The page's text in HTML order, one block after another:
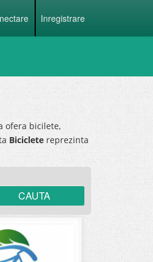
Inregistrare
ofera bicilete,
Biciclete reprezinta